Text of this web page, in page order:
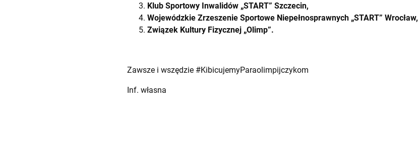
Klub Sportowy Inwalidów „START” Szczecin,
Wojewódzkie Zrzeszenie Sportowe Niepełnosprawnych „START” Wrocław,
Związek Kultury Fizycznej „Olimp”.
Zawsze i wszędzie #KibicujemyParaolimpijczykom
Inf. własna